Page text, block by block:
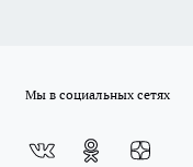
Мы в социальных сетях